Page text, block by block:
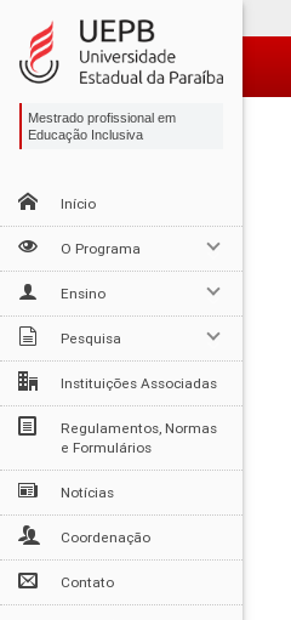
para
conteúdo
para
menu
para
busca
para
rodapé

Mestrado profissional em
Educação Inclusiva
Início
O Programa
Ensino
Pesquisa
Instituições Associadas
Regulamentos, Normas
e Formulários
Notícias
Coordenação
Contato